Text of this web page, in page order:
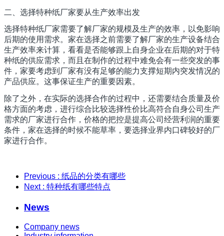
二、选择特种纸厂家要从生产效率出发
选择特种纸厂家需要了解厂家的规模及生产的效率，以免影响
后期的使用需求。家在选择之前需要了解厂家的生产设备结合
生产效率来计算，看看是否能够跟上自身企业在后期的对于特
种纸的供应需求，而且在制作的过程中难免会有一些突发的事
件，家要考虑到厂家有没有足够的能力支撑短期内突发情况的
产品供应。这事保证生产的重要因素。
除了之外，在实际的选择合作的过程中，还需要结合质量及价
格方面的考虑，进行综合比较选择性价比高符合自身公司生产
需求的厂家进行合作，价格的把控是提高公司经营利润的重要
条件，家在选择的时候不能草率，要选择业界内口碑较好的厂
家进行合作。
Previous : 纸品的分类有哪些
Next : 特种纸有哪些特点
News
Company news